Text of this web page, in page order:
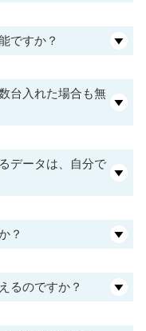
ですか？
台入れた場合も無
データは、自分で
？
るのですか？